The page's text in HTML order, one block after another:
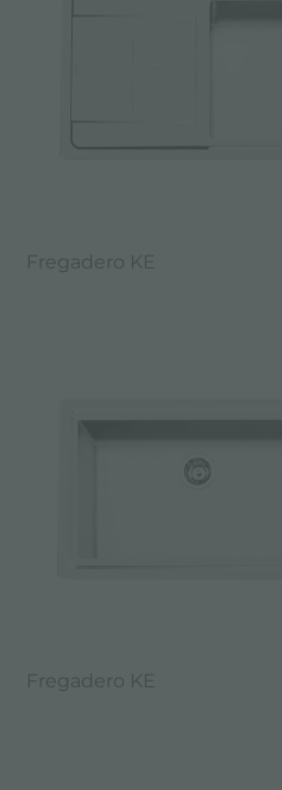
Fregadero KE
Fregadero KE